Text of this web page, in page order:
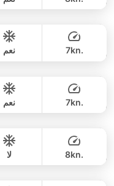
53,000 THB
35,300 THB
نعم 7kn.
42,400 THB
نعم 7kn.
لا 8kn.